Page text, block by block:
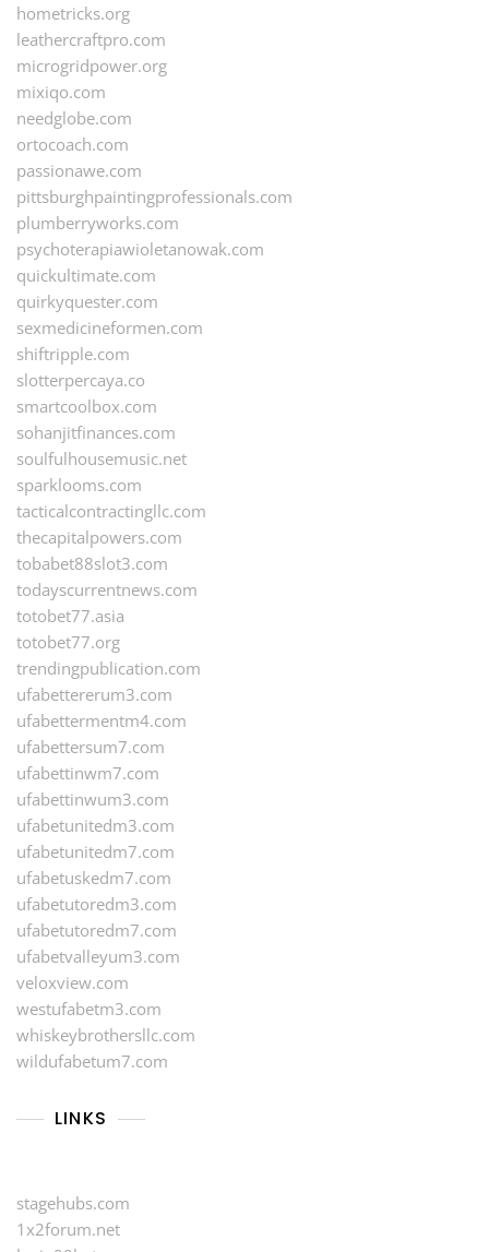
hometricks.org
leathercraftpro.com
microgridpower.org
mixiqo.com
needglobe.com
ortocoach.com
passionawe.com
pittsburghpaintingprofessionals.com
plumberryworks.com
psychoterapiawioletanowak.com
quickultimate.com
quirkyquester.com
sexmedicineformen.com
shiftripple.com
slotterpercaya.co
smartcoolbox.com
sohanjitfinances.com
soulfulhousemusic.net
sparklooms.com
tacticalcontractingllc.com
thecapitalpowers.com
tobabet88slot3.com
todayscurrentnews.com
totobet77.asia
totobet77.org
trendingpublication.com
ufabettererum3.com
ufabettermentm4.com
ufabettersum7.com
ufabettinwm7.com
ufabettinwum3.com
ufabetunitedm3.com
ufabetunitedm7.com
ufabetuskedm7.com
ufabetutoredm3.com
ufabetutoredm7.com
ufabetvalleyum3.com
veloxview.com
westufabetm3.com
whiskeybrothersllc.com
wildufabetum7.com
LINKS
stagehubs.com
1x2forum.net